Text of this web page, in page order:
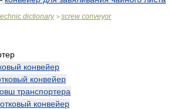
dictionary> screw conveyor
конвейер
конвейер
транспортера
конвейер